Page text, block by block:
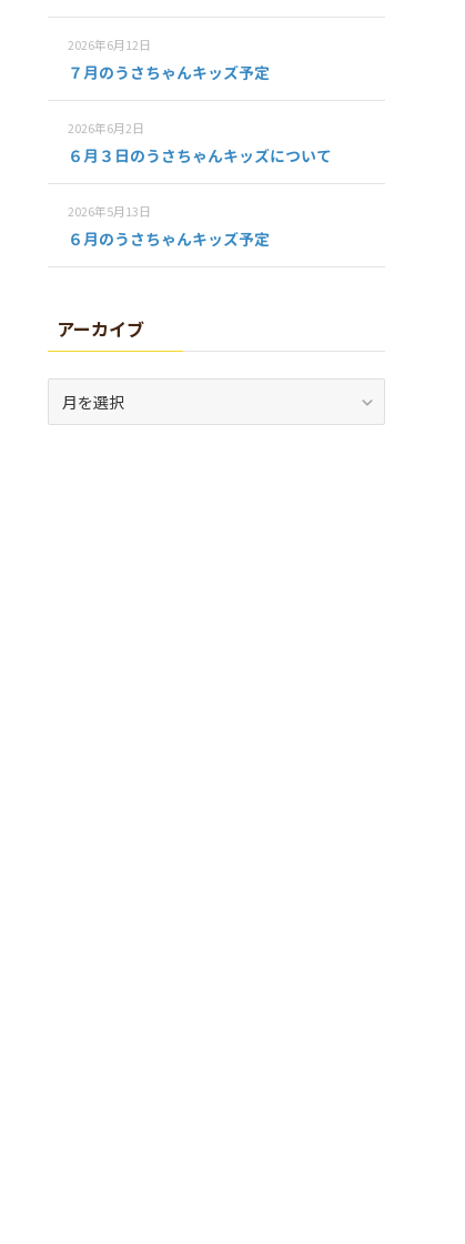
2026年6月12日
７月のうさちゃんキッズ予定
2026年6月2日
６月３日のうさちゃんキッズについて
2026年5月13日
６月のうさちゃんキッズ予定
アーカイブ